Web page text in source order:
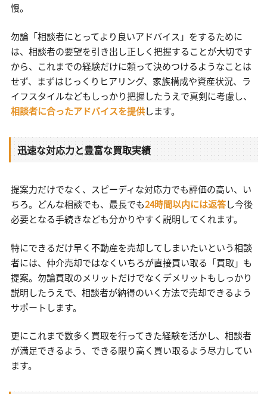
慢。
勿論「相談者にとってより良いアドバイス」をするために
は、相談者の要望を引き出し正しく把握することが大切です
から、これまでの経験だけに頼って決めつけるようなことは
せず、まずはじっくりヒアリング、家族構成や資産状況、ラ
イフスタイルなどもしっかり把握したうえで真剣に考慮し、
相談者に合ったアドバイスを提供します。
迅速な対応力と豊富な買取実績
提案力だけでなく、スピーディな対応力でも評価の高い、い
ちろ。どんな相談でも、最長でも24時間以内には返答し今後
必要となる手続きなども分かりやすく説明してくれます。
特にできるだけ早く不動産を売却してしまいたいという相談
者には、仲介売却ではなくいちろが直接買い取る「買取」も
提案。勿論買取のメリットだけでなくデメリットもしっかり
説明したうえで、相談者が納得のいく方法で売却できるよう
サポートします。
更にこれまで数多く買取を行ってきた経験を活かし、相談者
が満足できるよう、できる限り高く買い取るよう尽力してい
ます。